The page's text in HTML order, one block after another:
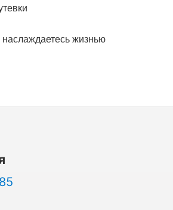
жизнью